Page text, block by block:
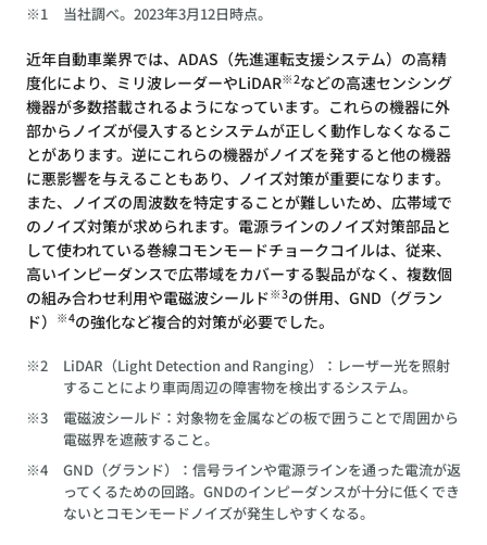
※1 当社調べ。2023年3月12日時点。
近年自動車業界では、ADAS（先進運転支援システム）の高精
度化により、ミリ波レーダーやLiDAR※2などの高速センシング
機器が多数搭載されるようになっています。これらの機器に外
部からノイズが侵入するとシステムが正しく動作しなくなるこ
とがあります。逆にこれらの機器がノイズを発すると他の機器
に悪影響を与えることもあり、ノイズ対策が重要になります。
また、ノイズの周波数を特定することが難しいため、広帯域で
のノイズ対策が求められます。電源ラインのノイズ対策部品と
して使われている巻線コモンモードチョークコイルは、従来、
高いインピーダンスで広帯域をカバーする製品がなく、複数個
の組み合わせ利用や電磁波シールド ※3の併用、GND（グラン
ド）
※4の強化など複合的対策が必要でした。
※2
LiDAR（Light Detection and Ranging）：レーザー光を照射
することにより車両周辺の障害物を検出するシステム。
※3
電磁波シールド：対象物を金属などの板で囲うことで周囲から
電磁界を遮蔽すること。
※4
GND（グランド）：信号ラインや電源ラインを通った電流が返
ってくるための回路。GNDのインピーダンスが十分に低くでき
ないとコモンモードノイズが発生しやすくなる。